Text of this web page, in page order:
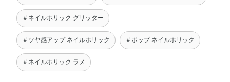
＃ネイルホリック グリッター
＃ツヤ感アップ ネイルホリック ＃ポップ ネイルホリック
＃ネイルホリック ラメ